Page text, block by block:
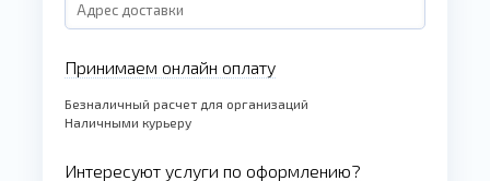
Принимаем онлайн оплату
Безналичный расчет для организаций
Наличными курьеру
Интересуют услуги по оформлению?